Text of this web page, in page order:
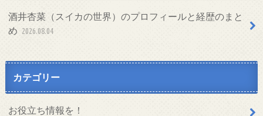
酒井杏菜（スイカの世界）のプロフィールと経歴のまと
め 2026.08.04
カテゴリー
お役立ち情報を！